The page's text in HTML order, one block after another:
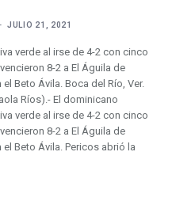
JULIO 21, 2021
verde al irse de 4-2 con cinco
8-2 a El Águila de
Beto Ávila. Boca del Río, Ver.
Ríos).- El dominicano
verde al irse de 4-2 con cinco
8-2 a El Águila de
Beto Ávila. Pericos abrió la